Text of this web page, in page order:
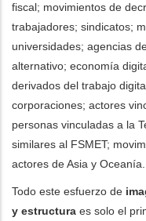
fiscal; movimientos de
trabajadores; sindicatos;
universidades; agencias
alternativo; economía
derivados del trabajo
corporaciones; actores
personas vinculadas a la
similares al FSMET;
actores de Asia y Oceanía.
Todo este esfuerzo de
y estructura es solo el